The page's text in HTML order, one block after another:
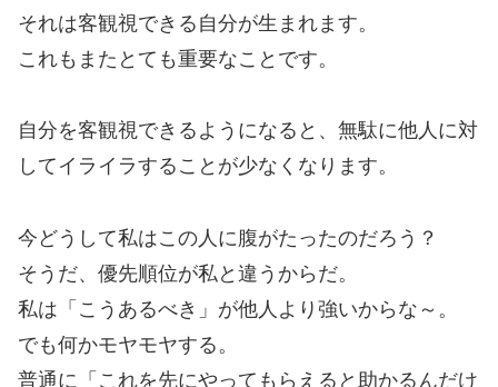
それは客観視できる自分が生まれます。
これもまたとても重要なことです。
自分を客観視できるようになると、無駄に他人に対
してイライラすることが少なくなります。
今どうして私はこの人に腹がたったのだろう？
そうだ、優先順位が私と違うからだ。
私は「こうあるべき」が他人より強いからな～。
でも何かモヤモヤする。
普通に「これを先にやってもらえると助かるんだけ